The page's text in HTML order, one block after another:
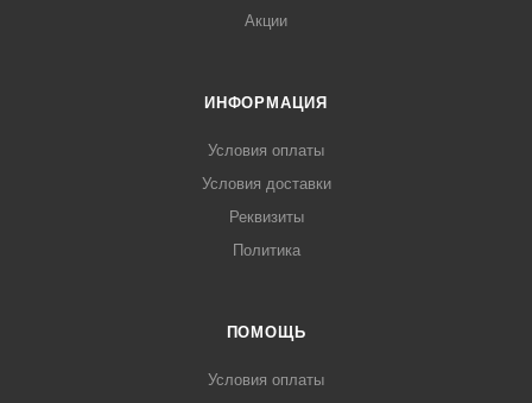
Акции
ИНФОРМАЦИЯ
Условия оплаты
Условия доставки
Реквизиты
Политика
ПОМОЩЬ
Условия оплаты